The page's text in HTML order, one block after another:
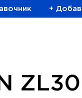
+
ZL30